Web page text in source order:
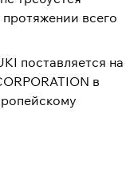
всего
поставляется на
в